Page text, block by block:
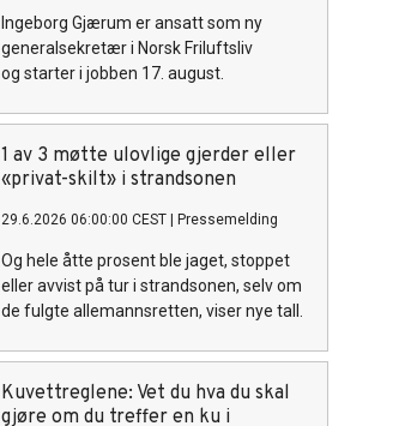
Ingeborg Gjærum er ansatt som ny
generalsekretær i Norsk Friluftsliv
og starter i jobben 17. august.
1 av 3 møtte ulovlige gjerder eller
«privat-skilt» i strandsonen
29.6.2026 06:00:00 CEST Pressemelding
Og hele åtte prosent ble jaget, stoppet
eller avvist på tur i strandsonen, selv om
de fulgte allemannsretten, viser nye tall.
Kuvettreglene: Vet du hva du skal
gjøre om du treffer en ku i